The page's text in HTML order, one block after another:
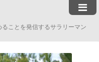
ことを発信するサラリーマン